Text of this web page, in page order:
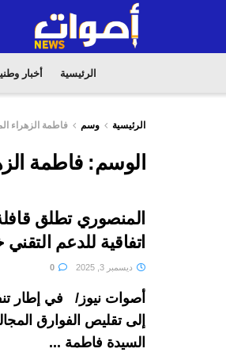
الرئيسية أخبار
الرئيسية وسم فاطمة الزهراء
الوسم:فاطمة
المنصوري تطلق
اتفاقية للدعم
ديسمبر 3, 2025
أصوات نيوز/ في إطار
إلى تقليص الفوارق
السيدة فاطمة ...